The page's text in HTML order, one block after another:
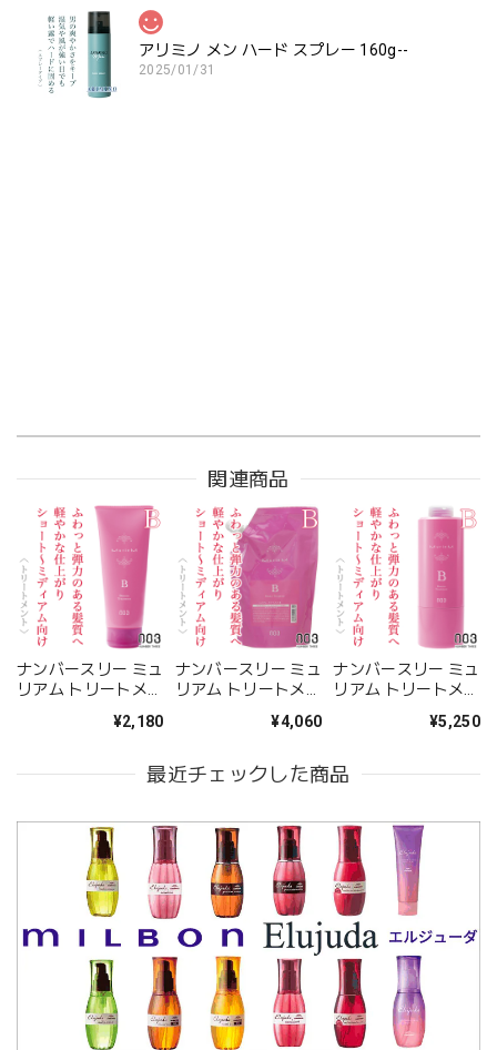
アリミノ メン ハード スプレー 160g--
2025/01/31
関連商品
ナンバースリー ミュ
リアム トリートメン
¥2,180
ナンバースリー ミュ
リアム トリートメン
¥4,060
ナンバースリー ミュ
リアム トリートメン
¥5,250
最近チェックした商品